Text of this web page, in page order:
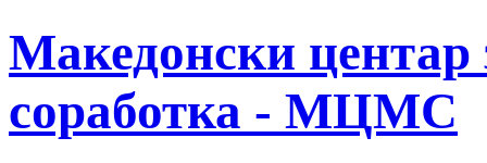
Македонски центар
соработка - МЦМС